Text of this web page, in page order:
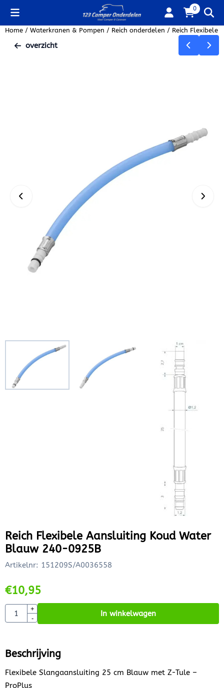
Cookievoorkeuren zijn beschikbaar. Kies instellingen of sta
0
Home / Waterkranen & Pompen / Reich onderdelen / Reich Flexibele
overzicht
Reich Flexibele Aansluiting Koud Water
Blauw 240-0925B
Artikelnr: 151209S/A0036558
€10,95
Aantal
+
-
In winkelwagen
Beschrijving
Flexibele Slangaansluiting 25 cm Blauw met Z-Tule –
ProPlus